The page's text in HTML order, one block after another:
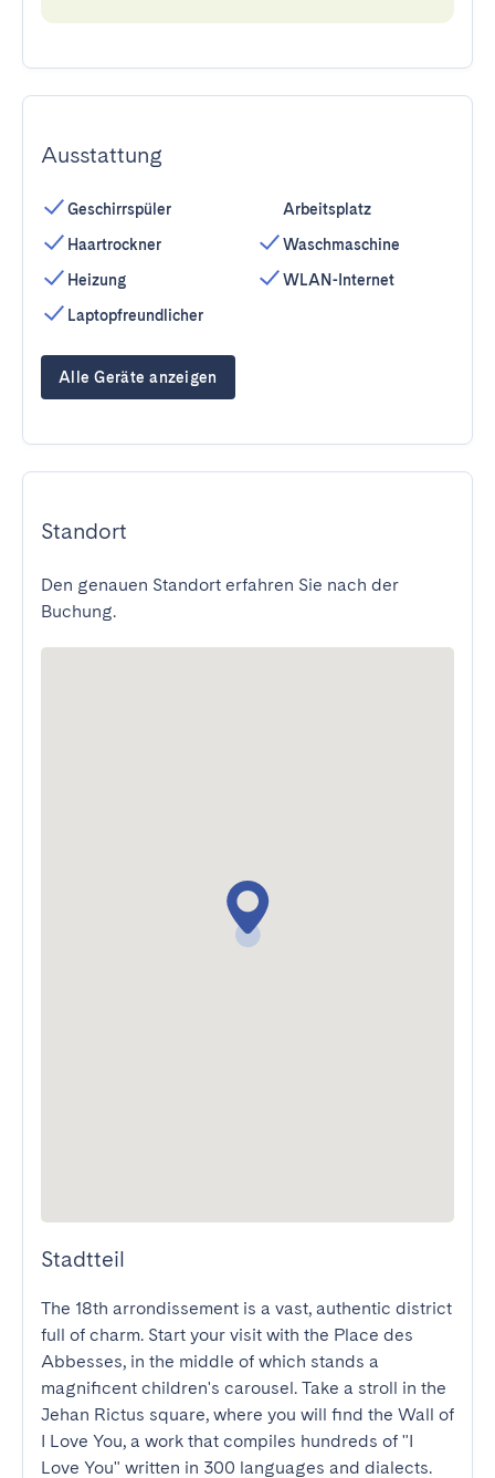
Ausstattung
Geschirrspüler
Haartrockner
Heizung
Laptopfreundlicher
Arbeitsplatz
Waschmaschine
WLAN-Internet
Alle Geräte anzeigen
Standort
Den genauen Standort erfahren Sie nach der
Buchung.
Stadtteil
The 18th arrondissement is a vast, authentic district
full of charm. Start your visit with the Place des
Abbesses, in the middle of which stands a
magnificent children's carousel. Take a stroll in the
Jehan Rictus square, where you will find the Wall of
I Love You, a work that compiles hundreds of "I
Love You" written in 300 languages and dialects.